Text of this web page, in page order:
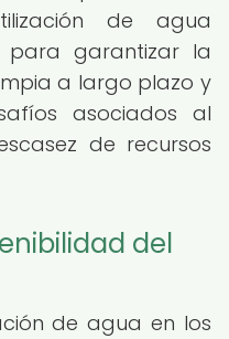
de agua
para garantizar la
a largo plazo y
asociados al
de recursos
del
de agua en los